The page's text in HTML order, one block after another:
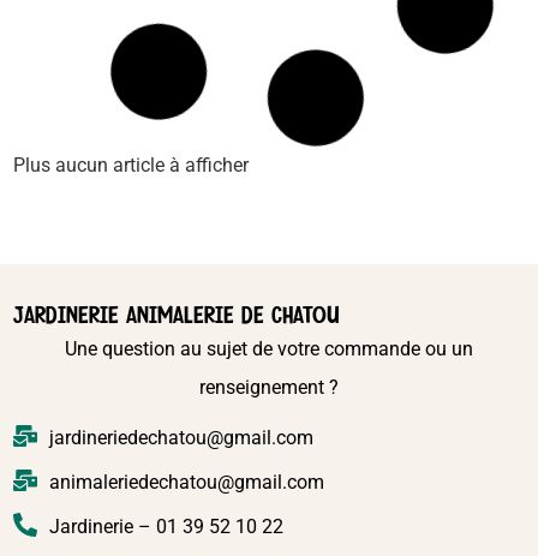
HAPKI GROW ETOILES AVEC POULET
En stock